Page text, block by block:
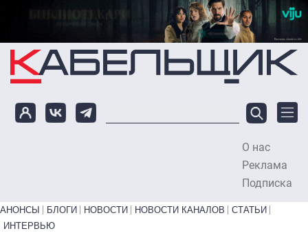
Перейти к основному содержанию
О нас
Реклама
Подписка
Primary links bottom
АНОНСЫ БЛОГИ НОВОСТИ НОВОСТИ КАНАЛОВ
СТАТЬИ
ИНТЕРВЬЮ